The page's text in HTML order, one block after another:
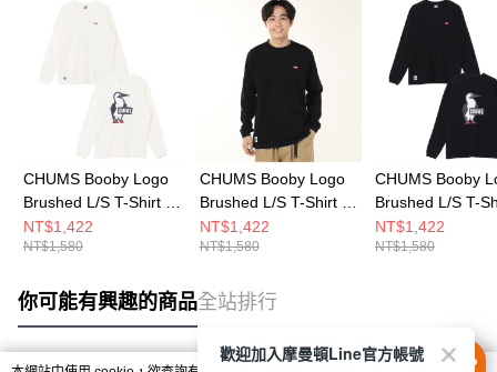
CHUMS Booby Logo
Brushed L/S T-Shirt 女
長袖上衣 白色
CH112668W001
NT$1,422
NT$1,580
CHUMS Booby Logo
Brushed L/S T-Shirt 男
長袖上衣 黑色
CH012668K001
NT$1,422
NT$1,580
CHUMS Booby
Brushed L/S T-
長袖上衣 黑色
CH112668K001
NT$1,422
NT$1,580
你可能有興趣的商品全站排行
歡迎加入摩曼頓Line官方帳號